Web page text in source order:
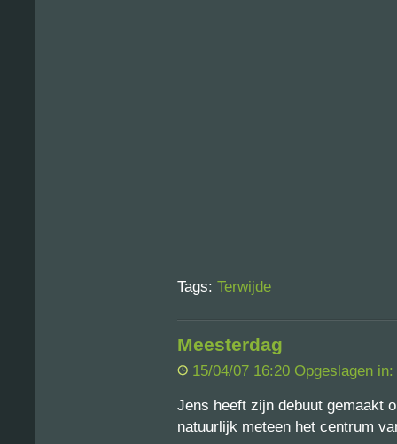
Tags: Terwijde
Meesterdag
15/04/07 16:20 Opgeslagen in:
Jens heeft zijn debuut gemaakt
natuurlijk meteen het centrum